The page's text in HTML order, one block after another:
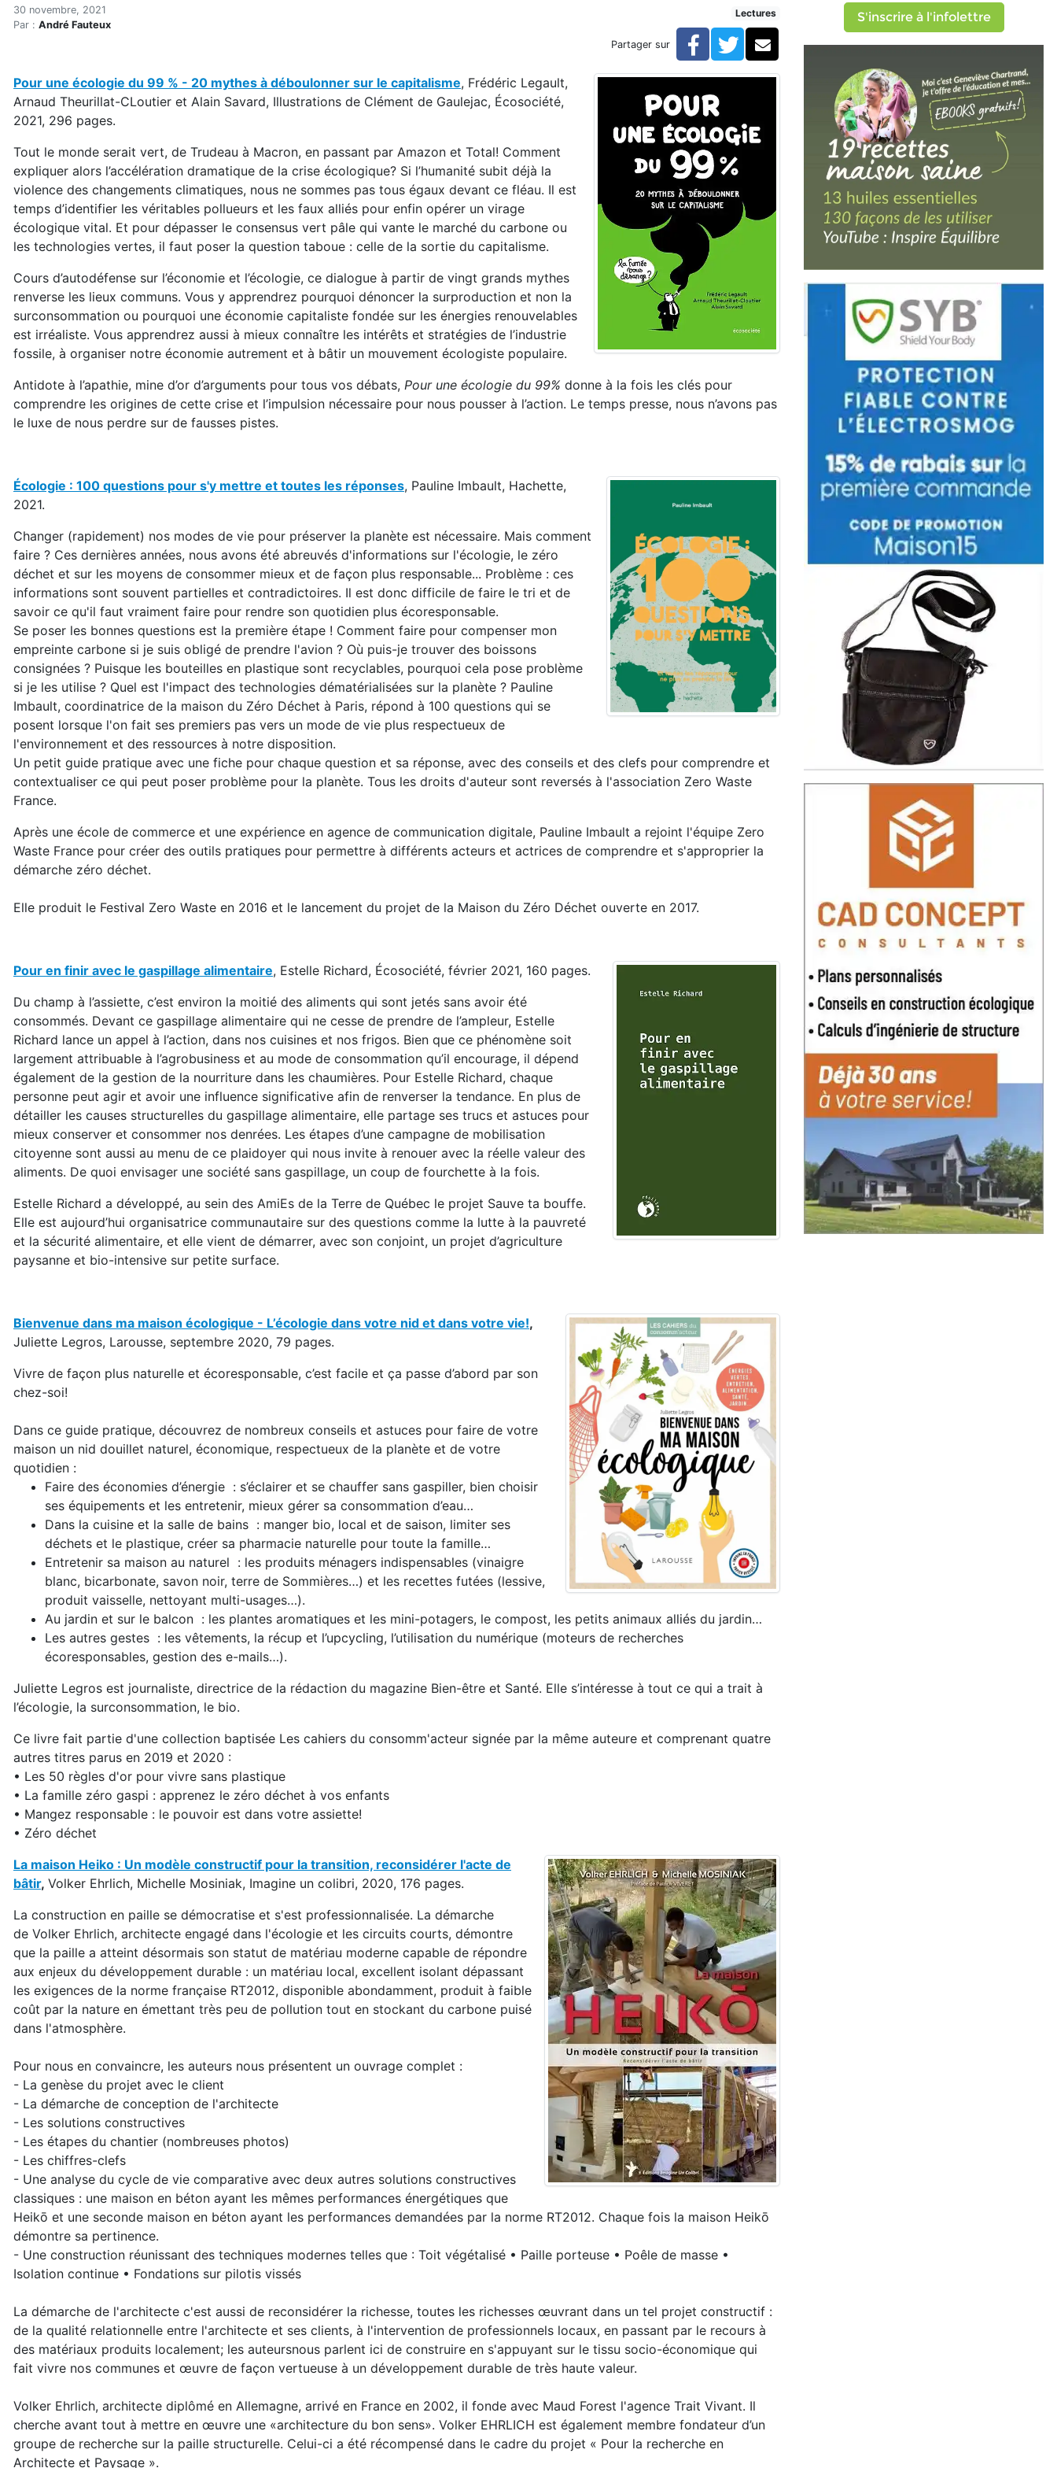
Accueil
Articles
Lectures d'hiver (2022)
Lectures d'hiver (2022)
30 novembre, 2021
Par : André Fauteux
Lectures
Partager sur Facebook
TwitterCourriel
Pour une écologie du 99 % - 20 mythes à déboulonner sur le capitalisme, Frédéric Legault,
Arnaud Theurillat-CLoutier et Alain Savard, Illustrations de Clément de Gaulejac, Écosociété,
2021, 296 pages.
Tout le monde serait vert, de Trudeau à Macron, en passant par Amazon et Total! Comment
expliquer alors l’accélération dramatique de la crise écologique? Si l’humanité subit déjà la
violence des changements climatiques, nous ne sommes pas tous égaux devant ce fléau. Il est
temps d’identifier les véritables pollueurs et les faux alliés pour enfin opérer un virage
écologique vital. Et pour dépasser le consensus vert pâle qui vante le marché du carbone ou
les technologies vertes, il faut poser la question taboue : celle de la sortie du capitalisme.
Cours d’autodéfense sur l’économie et l’écologie, ce dialogue à partir de vingt grands mythes
renverse les lieux communs. Vous y apprendrez pourquoi dénoncer la surproduction et non la
surconsommation ou pourquoi une économie capitaliste fondée sur les énergies renouvelables
est irréaliste. Vous apprendrez aussi à mieux connaître les intérêts et stratégies de l’industrie
fossile, à organiser notre économie autrement et à bâtir un mouvement écologiste populaire.
Antidote à l’apathie, mine d’or d’arguments pour tous vos débats, Pour une écologie du 99% donne à la fois les clés pour
comprendre les origines de cette crise et l’impulsion nécessaire pour nous pousser à l’action. Le temps presse, nous n’avons pas
le luxe de nous perdre sur de fausses pistes.
Écologie : 100 questions pour s'y mettre et toutes les réponses, Pauline Imbault, Hachette,
2021.
Changer (rapidement) nos modes de vie pour préserver la planète est nécessaire. Mais comment
faire ? Ces dernières années, nous avons été abreuvés d'informations sur l'écologie, le zéro
déchet et sur les moyens de consommer mieux et de façon plus responsable... Problème : ces
informations sont souvent partielles et contradictoires. Il est donc difficile de faire le tri et de
savoir ce qu'il faut vraiment faire pour rendre son quotidien plus écoresponsable.
Se poser les bonnes questions est la première étape ! Comment faire pour compenser mon
empreinte carbone si je suis obligé de prendre l'avion ? Où puis-je trouver des boissons
consignées ? Puisque les bouteilles en plastique sont recyclables, pourquoi cela pose problème
si je les utilise ? Quel est l'impact des technologies dématérialisées sur la planète ? Pauline
Imbault, coordinatrice de la maison du Zéro Déchet à Paris, répond à 100 questions qui se
posent lorsque l'on fait ses premiers pas vers un mode de vie plus respectueux de
l'environnement et des ressources à notre disposition.
Un petit guide pratique avec une fiche pour chaque question et sa réponse, avec des conseils et des clefs pour comprendre et
contextualiser ce qui peut poser problème pour la planète. Tous les droits d'auteur sont reversés à l'association Zero Waste
France.
Après une école de commerce et une expérience en agence de communication digitale, Pauline Imbault a rejoint l'équipe Zero
Waste France pour créer des outils pratiques pour permettre à différents acteurs et actrices de comprendre et s'approprier la
démarche zéro déchet.
Elle produit le Festival Zero Waste en 2016 et le lancement du projet de la Maison du Zéro Déchet ouverte en 2017.
Pour en finir avec le gaspillage alimentaire, Estelle Richard, Écosociété, février 2021, 160 pages.
Du champ à l’assiette, c’est environ la moitié des aliments qui sont jetés sans avoir été
consommés. Devant ce gaspillage alimentaire qui ne cesse de prendre de l’ampleur, Estelle
Richard lance un appel à l’action, dans nos cuisines et nos frigos. Bien que ce phénomène soit
largement attribuable à l’agrobusiness et au mode de consommation qu’il encourage, il dépend
également de la gestion de la nourriture dans les chaumières. Pour Estelle Richard, chaque
personne peut agir et avoir une influence significative afin de renverser la tendance. En plus de
détailler les causes structurelles du gaspillage alimentaire, elle partage ses trucs et astuces pour
mieux conserver et consommer nos denrées. Les étapes d’une campagne de mobilisation
citoyenne sont aussi au menu de ce plaidoyer qui nous invite à renouer avec la réelle valeur des
aliments. De quoi envisager une société sans gaspillage, un coup de fourchette à la fois.
Estelle Richard a développé, au sein des AmiEs de la Terre de Québec le projet Sauve ta bouffe.
Elle est aujourd’hui organisatrice communau­taire sur des questions comme la lutte à la pauvreté
et la sécurité alimentaire, et elle vient de démarrer, avec son conjoint, un projet d’agriculture
paysanne et bio-intensive sur petite surface.
Bienvenue dans ma maison écologique - L’écologie dans votre nid et dans votre vie!,
Juliette Legros, Larousse, septembre 2020, 79 pages.
Vivre de façon plus naturelle et écoresponsable, c’est facile et ça passe d’abord par son
chez-soi!
Dans ce guide pratique, découvrez de nombreux conseils et astuces pour faire de votre
maison un nid douillet naturel, économique, respectueux de la planète et de votre
quotidien :
Faire des économies d’énergie : s’éclairer et se chauffer sans gaspiller, bien choisir
ses équipements et les entretenir, mieux gérer sa consommation d’eau…
Dans la cuisine et la salle de bains : manger bio, local et de saison, limiter ses
déchets et le plastique, créer sa pharmacie naturelle pour toute la famille…
Entretenir sa maison au naturel : les produits ménagers indispensables (vinaigre
blanc, bicarbonate, savon noir, terre de Sommières…) et les recettes futées (lessive,
produit vaisselle, nettoyant multi-usages…).
Au jardin et sur le balcon : les plantes aromatiques et les mini-potagers, le compost, les petits animaux alliés du jardin…
Les autres gestes : les vêtements, la récup et l’upcycling, l’utilisation du numérique (moteurs de recherches
écoresponsables, gestion des e-mails…).
Juliette Legros est journaliste, directrice de la rédaction du magazine Bien-être et Santé. Elle s’intéresse à tout ce qui a trait à
l’écologie, la surconsommation, le bio.
Ce livre fait partie d'une collection baptisée Les cahiers du consomm'acteur signée par la même auteure et comprenant quatre
autres titres parus en 2019 et 2020 :
• Les 50 règles d'or pour vivre sans plastique
• La famille zéro gaspi : apprenez le zéro déchet à vos enfants
• Mangez responsable : le pouvoir est dans votre assiette!
• Zéro déchet
La maison Heiko : Un modèle constructif pour la transition, reconsidérer l'acte de
bâtir, Volker Ehrlich, Michelle Mosiniak, Imagine un colibri, 2020, 176 pages.
La construction en paille se démocratise et s'est professionnalisée. La démarche
de Volker Ehrlich, architecte engagé dans l'écologie et les circuits courts, démontre
que la paille a atteint désormais son statut de matériau moderne capable de répondre
aux enjeux du développement durable : un matériau local, excellent isolant dépassant
les exigences de la norme française RT2012, disponible abondamment, produit à faible
coût par la nature en émettant très peu de pollution tout en stockant du carbone puisé
dans l'atmosphère.
Pour nous en convaincre, les auteurs nous présentent un ouvrage complet :
- La genèse du projet avec le client
- La démarche de conception de l'architecte
- Les solutions constructives
- Les étapes du chantier (nombreuses photos)
- Les chiffres-clefs
- Une analyse du cycle de vie comparative avec deux autres solutions constructives
classiques : une maison en béton ayant les mêmes performances énergétiques que
Heikō et une seconde maison en béton ayant les performances demandées par la norme RT2012. Chaque fois la maison Heikō
démontre sa pertinence.
- Une construction réunissant des techniques modernes telles que : Toit végétalisé • Paille porteuse • Poêle de masse •
Isolation continue • Fondations sur pilotis vissés
La démarche de l'architecte c'est aussi de reconsidérer la richesse, toutes les richesses œuvrant dans un tel projet constructif :
de la qualité relationnelle entre l'architecte et ses clients, à l'intervention de professionnels locaux, en passant par le recours à
des matériaux produits localement; les auteursnous parlent ici de construire en s'appuyant sur le tissu socio-économique qui
fait vivre nos communes et œuvre de façon vertueuse à un développement durable de très haute valeur.
Volker Ehrlich, architecte diplômé en Allemagne, arrivé en France en 2002, il fonde avec Maud Forest l'agence Trait Vivant. Il
cherche avant tout à mettre en œuvre une «architecture du bon sens». Volker EHRLICH est également membre fondateur d’un
groupe de recherche sur la paille structurelle. Celui-ci a été récompensé dans le cadre du projet « Pour la recherche en
Architecte et Paysage ».
S'inscrire à l'infolettre